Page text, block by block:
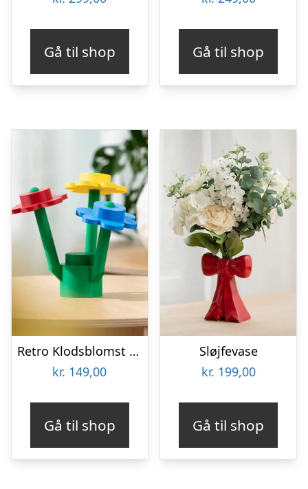
Gå til shop Gå til shop
Retro Klodsblomst – Mellem
kr. 149,00
Gå til shop
Sløjfevase
kr. 199,00
Gå til shop